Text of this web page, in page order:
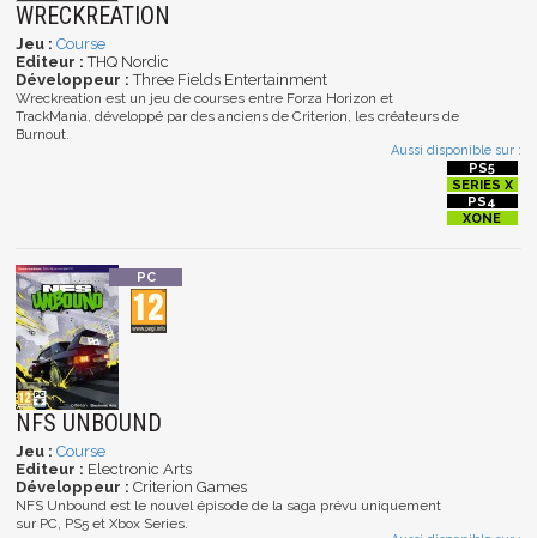
WRECKREATION
Jeu : Course
Editeur : THQ Nordic
Développeur : Three Fields Entertainment
Wreckreation est un jeu de courses entre Forza Horizon et
TrackMania, développé par des anciens de Criterion, les créateurs de
Burnout.
Aussi disponible sur :
NFS UNBOUND
Jeu : Course
Editeur : Electronic Arts
Développeur : Criterion Games
NFS Unbound est le nouvel épisode de la saga prévu uniquement
sur PC, PS5 et Xbox Series.